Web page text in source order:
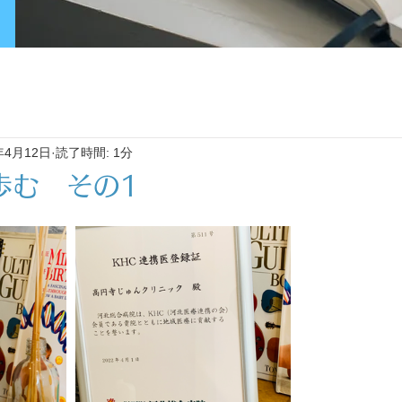
む その1
4月12日 読了時間: 1分